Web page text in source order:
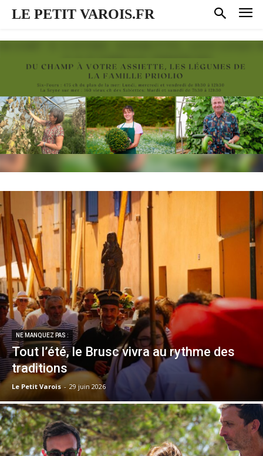
LE PETIT VAROIS.FR
NE MANQUEZ PAS :
Tout l’été, le Brusc vivra au rythme des
traditions
Le Petit Varois - 29 juin 2026